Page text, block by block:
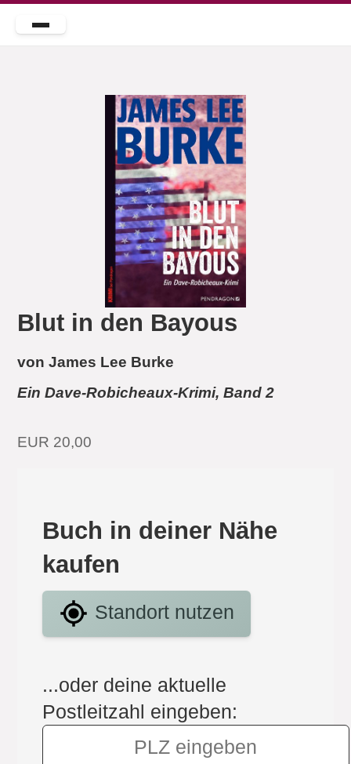
Blut in den Bayous
von James Lee Burke
Ein Dave-Robicheaux-Krimi, Band 2
EUR 20,00
Buch in deiner Nähe
kaufen
Standort nutzen
...oder deine aktuelle
Postleitzahl eingeben: